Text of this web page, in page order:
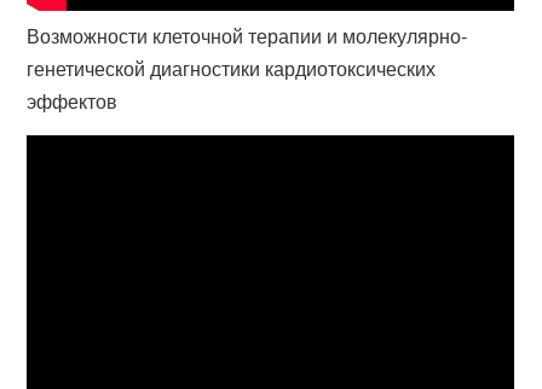
Возможности клеточной терапии и молекулярно-
генетической диагностики кардиотоксических
эффектов